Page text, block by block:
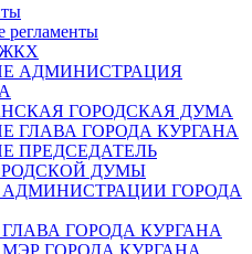
регламенты
ЖКХ
АДМИНИСТРАЦИЯ
ГОРОДСКАЯ ДУМА
ГЛАВА ГОРОДА КУРГАНА
ПРЕДСЕДАТЕЛЬ
ДУМЫ
ГОРОДА
ГОРОДА КУРГАНА
ГОРОДА КУРГАНА